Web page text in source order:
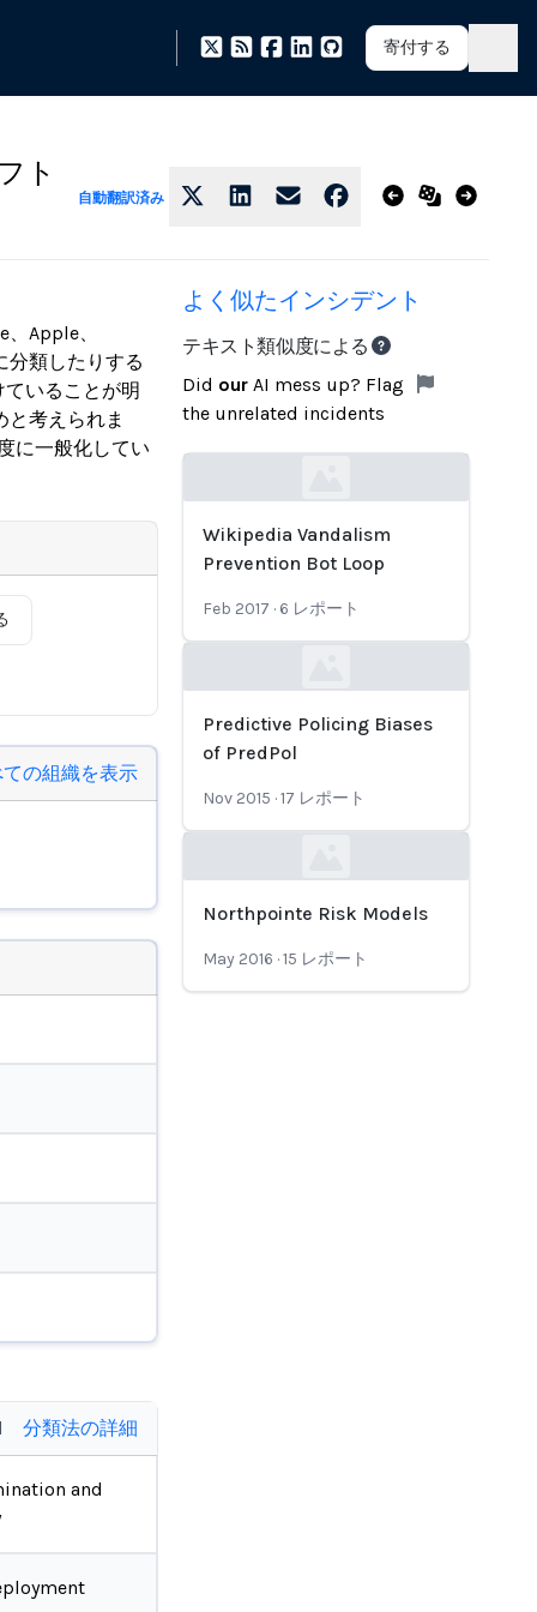
寄付する
ト
自動翻訳済み
Apple、
分類したりする
いることが明
考えられま
に一般化してい
の組織を表示
分類法の詳細
and
よく似たインシデント
テキスト類似度による
Did our AI mess up? Flag
the unrelated incidents
Wikipedia Vandalism
Prevention Bot Loop
Feb 2017 · 6 レポート
Predictive Policing Biases
of PredPol
Nov 2015 ·17 レポート
Northpointe Risk Models
May 2016 ·15 レポート